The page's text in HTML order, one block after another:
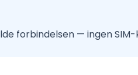
forbindelsen — ingen